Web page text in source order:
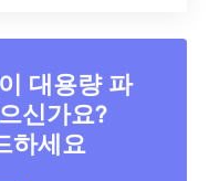
대용량 파
신가요?
하세요